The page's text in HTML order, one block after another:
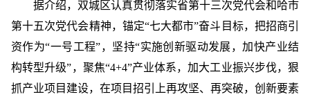
据介绍，双城区认真贯彻落实省第十三次党代会和哈市
第十五次党代会精神，锚定“七大都市”奋斗目标，把招商引
资作为“一号工程”，坚持“实施创新驱动发展，加快产业结
构转型升级”，聚焦“4+4”产业体系，加大工业振兴步伐，狠
抓产业项目建设，在项目招引上再攻坚、再突破，创新要素